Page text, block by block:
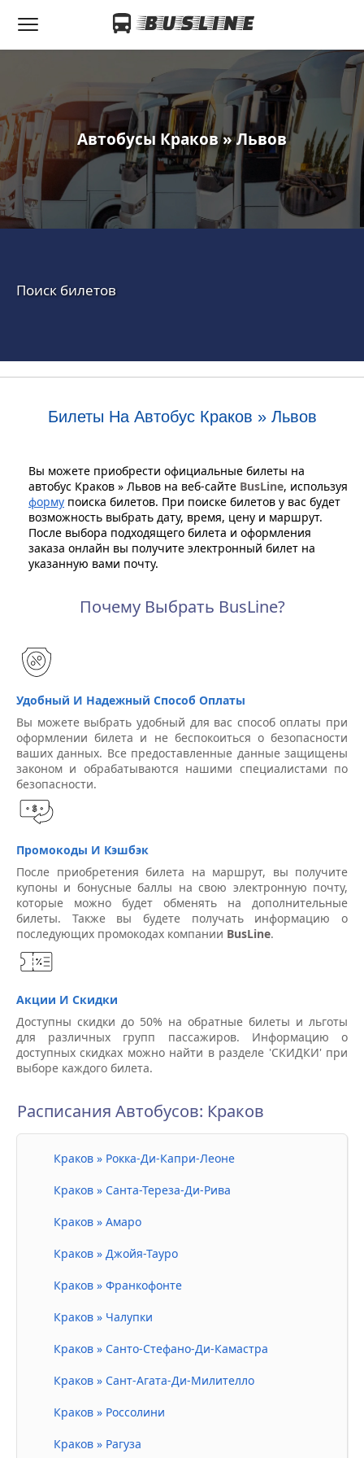
Автобусы Краков » Львов
Поиск билетов
Билеты На Автобус Краков » Львов
Вы можете приобрести официальные билеты на
автобус Краков » Львов на веб-сайте BusLine, используя
форму поиска билетов. При поиске билетов у вас будет
возможность выбрать дату, время, цену и маршрут.
После выбора подходящего билета и оформления
заказа онлайн вы получите электронный билет на
указанную вами почту.
Почему Выбрать BusLine?
Удобный И Надежный Способ Оплаты
Вы можете выбрать удобный для вас способ оплаты при
оформлении билета и не беспокоиться о безопасности
ваших данных. Все предоставленные данные защищены
законом и обрабатываются нашими специалистами по
безопасности.
Промокоды И Кэшбэк
После приобретения билета на маршрут, вы получите
купоны и бонусные баллы на свою электронную почту,
которые можно будет обменять на дополнительные
билеты. Также вы будете получать информацию о
последующих промокодах компании BusLine.
Акции И Скидки
Доступны скидки до 50% на обратные билеты и льготы
для различных групп пассажиров. Информацию о
доступных скидках можно найти в разделе 'СКИДКИ' при
выборе каждого билета.
Расписания Автобусов: Краков
Краков » Рокка-Ди-Капри-Леоне
Краков » Санта-Тереза-Ди-Рива
Краков » Амаро
Краков » Джойя-Тауро
Краков » Франкофонте
Краков » Чалупки
Краков » Санто-Стефано-Ди-Камастра
Краков » Сант-Агата-Ди-Милителло
Краков » Россолини
Краков » Рагуза